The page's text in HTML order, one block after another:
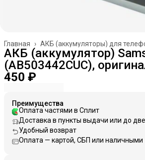
АКБ (аккумуляторы) для
Главная ›
АКБ (аккумулятор)
(AB503442CUC),
450 ₽
Преимущества
Оплата частями в Сплит
Доставка в пункты выдачи или до
Удобный возврат
Оплата — картой, СБП или наличными